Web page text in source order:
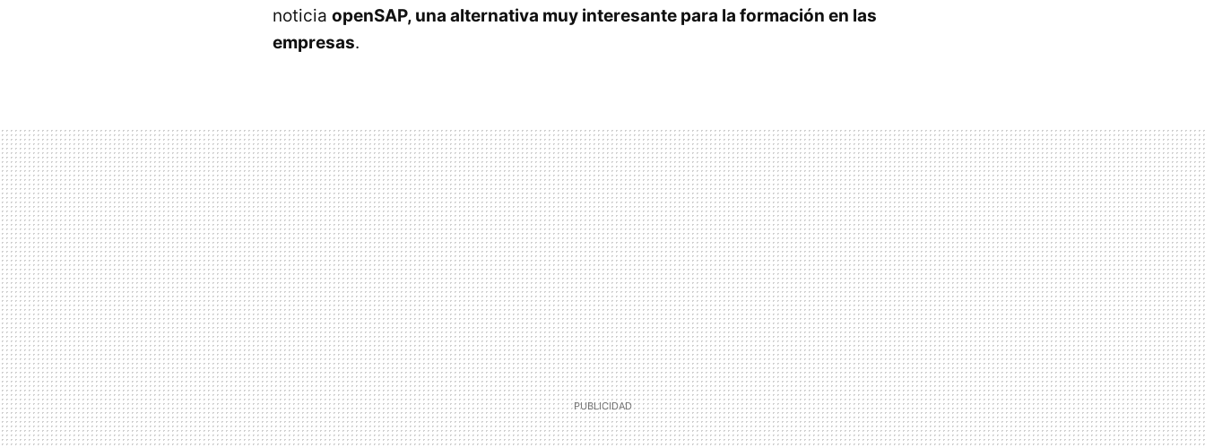
noticia openSAP, una alternativa muy interesante para la formación en las
empresas.